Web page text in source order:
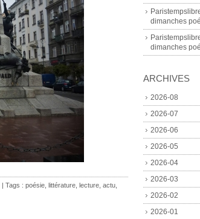
dimanches
dimanches
ARCHIVES
2026-08
2026-07
2026-06
2026-05
2026-04
2026-03
2026-02
2026-01
| Tags : poésie littérature lecture actu